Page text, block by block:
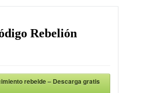
Rebelión
rebelde – Descarga gratis